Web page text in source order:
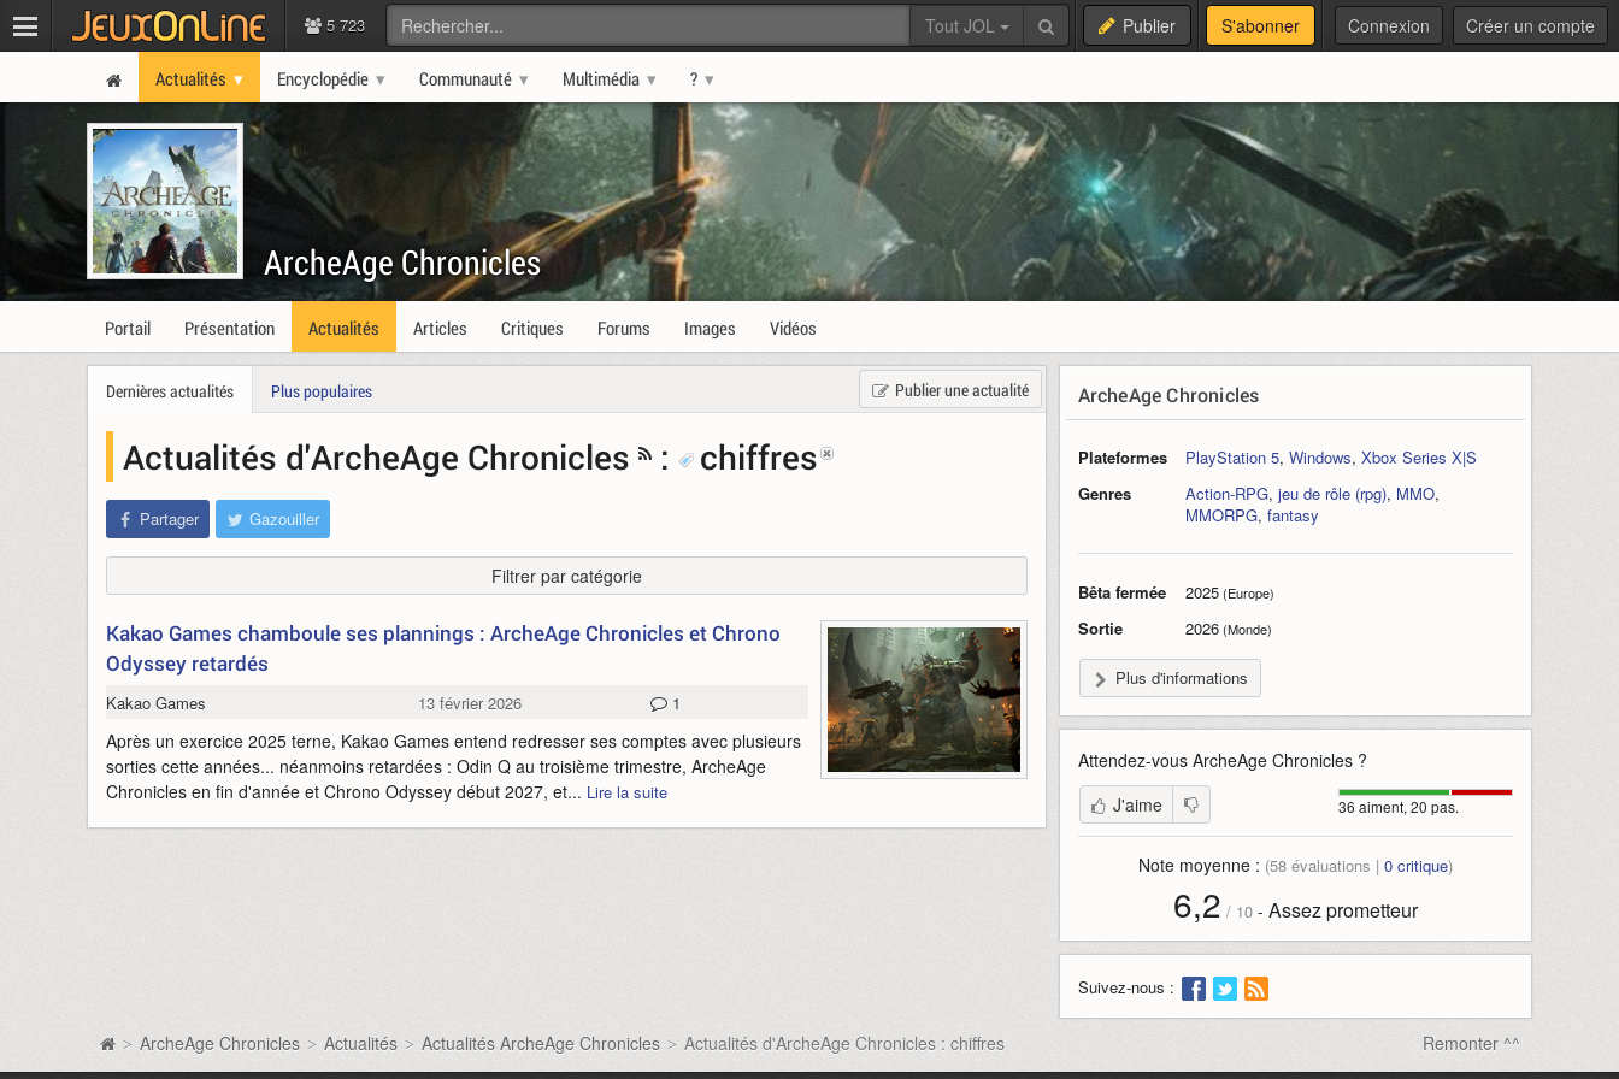
5 723 Tout JOL Publier S'abonner Connexion Créer un compte
Actualités Encyclopédie Communauté Multimédia ?
ArcheAge Chronicles
Portail Présentation Actualités Articles Critiques Forums Images Vidéos
Publier une actualité
Dernières actualités Plus populaires
Actualités d'ArcheAge Chronicles : chiffres
Partager Gazouiller
Filtrer par catégorie
Kakao Games chamboule ses plannings : ArcheAge Chronicles et Chrono
Odyssey retardés
Kakao Games 13 février 2026 1
Après un exercice 2025 terne, Kakao Games entend redresser ses comptes avec plusieurs
sorties cette années... néanmoins retardées : Odin Q au troisième trimestre, ArcheAge
Chronicles en fin d'année et Chrono Odyssey début 2027, et... Lire la suite
ArcheAge Chronicles
Plateformes PlayStation 5, Windows, Xbox Series X|S
Genres
Action-RPG, jeu de rôle (rpg), MMO,
MMORPG, fantasy
Bêta fermée 2025(Europe)
Sortie 2026(Monde)
Plus d'informations
Attendez-vous ArcheAge Chronicles?
36 aiment, 20 pas.
J'aime
Note moyenne : (58évaluations | 0critique)
6,2 / 10- Assez prometteur
Suivez-nous :
Remonter ^^
> ArcheAge Chronicles > Actualités > Actualités ArcheAge Chronicles > Actualités d'ArcheAge Chronicles : chiffres